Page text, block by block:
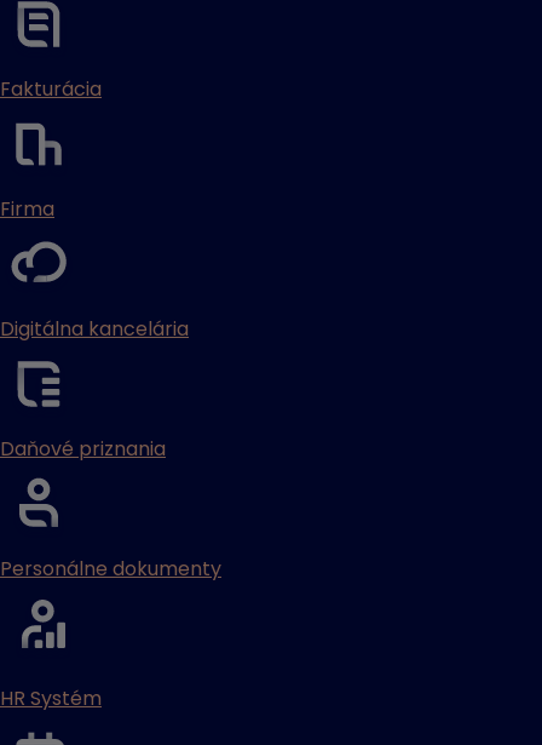
Fakturácia
Firma
Digitálna kancelária
Daňové priznania
Personálne dokumenty
HR Systém